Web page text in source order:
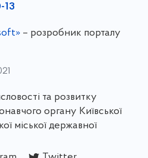
13
– розробник порталу
та розвитку
органу Київської
міської державної